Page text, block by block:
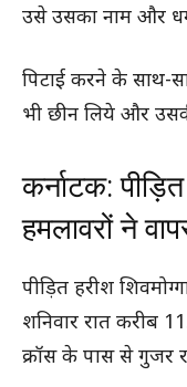
उसे उसका नाम और
पिटाई करने के साथ-
भी छीन लिये और
कर्नाटक:
हमलावरों ने
पीड़ित हरीश
शनिवार रात करीब
क्रॉस के पास से गुजर